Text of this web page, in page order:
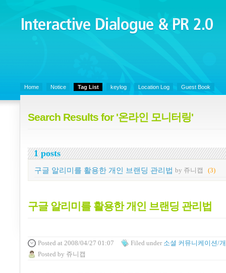
Interactive Dialogue &
PR 2.0
Home Notice Tag List keylog Location Log Guest Book
Search Results for '온라인 모니터링'
1 posts
구글 알리미를 활용한 개인 브랜딩 관리법 by 쥬니캡 (3)
구글 알리미를 활용한 개인 브랜딩 관리법
Posted at 2008/04/27 01:07 Filed under 소셜 커뮤니케이션/
Posted by 쥬니캡